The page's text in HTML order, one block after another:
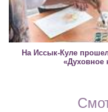
На Иссык-Куле
«Духовное